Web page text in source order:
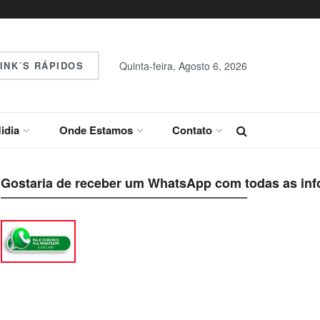
RÁPIDOS Quinta-feira, Agosto 6, 2026
Onde Estamos Contato
Gostaria de receber um WhatsApp com todas as